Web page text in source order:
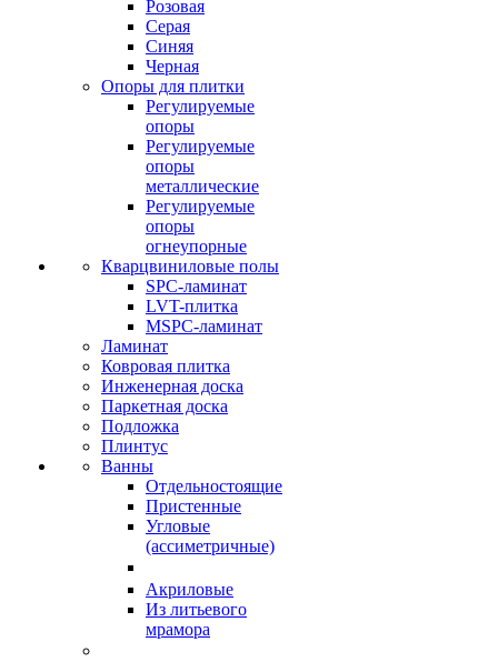
Розовая
Серая
Синяя
Черная
Опоры для плитки
Регулируемые
опоры
Регулируемые
опоры
металлические
Регулируемые
опоры
огнеупорные
Кварцвиниловые полы
SPC-ламинат
LVT-плитка
MSPC-ламинат
Ламинат
Ковровая плитка
Инженерная доска
Паркетная доска
Подложка
Плинтус
Ванны
Отдельностоящие
Пристенные
Угловые
(ассиметричные)
Акриловые
Из литьевого
мрамора